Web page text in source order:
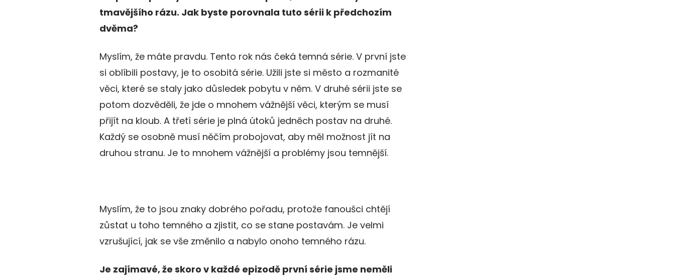
tmavějšího rázu. Jak byste porovnala tuto sérii k předchozím
dvěma?
Myslím, že máte pravdu. Tento rok nás čeká temná série. V první jste
si oblíbili postavy, je to osobitá série. Užili jste si město a rozmanité
věci, které se staly jako důsledek pobytu v něm. V druhé sérii jste se
potom dozvěděli, že jde o mnohem vážnější věci, kterým se musí
přijít na kloub. A třetí série je plná útoků jedněch postav na druhé.
Každý se osobně musí něčím probojovat, aby měl možnost jít na
druhou stranu. Je to mnohem vážnější a problémy jsou temnější.
Myslím, že to jsou znaky dobrého pořadu, protože fanoušci chtějí
zůstat u toho temného a zjistit, co se stane postavám. Je velmi
vzrušující, jak se vše změnilo a nabylo onoho temného rázu.
Je zajímavé, že skoro v každé epizodě první série jsme neměli